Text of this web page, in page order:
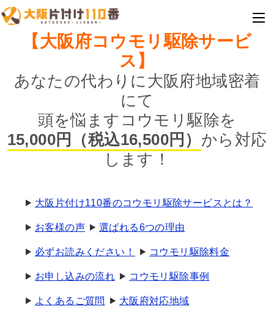
【大阪府コウモリ駆除サービ
ス】
あなたの代わりに大阪府地域密着
にて
頭を悩ますコウモリ駆除を
15,000円（税込16,500円） から対応
します！
大阪片付け110番のコウモリ駆除サービスとは？
お客様の声 選ばれる6つの理由
必ずお読みください！ コウモリ駆除料金
お申し込みの流れ コウモリ駆除事例
よくあるご質問 大阪府対応地域